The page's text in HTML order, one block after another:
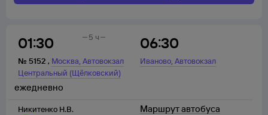
01:30
№ 5152 , Москва,Автовокзал
Центральный (Щёлковский)
06:30
Иваново,Автовокзал
5 ч
Никитенко Н.В.
ежедневно
Маршрут автобуса